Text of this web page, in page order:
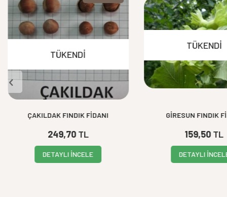
TÜKENDI
ÇAKILDAK FINDIK FİDANI
249,70TL
DETAYLI İNCELE
TÜKENDI
GİRESUN FINDIK
159,50TL
DETAYLI